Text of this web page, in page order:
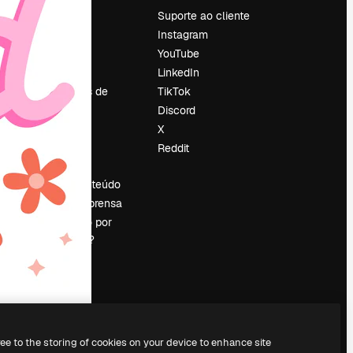
Preços
Sobre nós
Tendências de
pesquisa
Blog
Slidesgo
Vender conteúdo
Sala de imprensa
Procurando por
magnific.ai?
Suporte ao cliente
Instagram
YouTube
LinkedIn
TikTok
Discord
X
Reddit
to the storing of cookies on your device to enhance site